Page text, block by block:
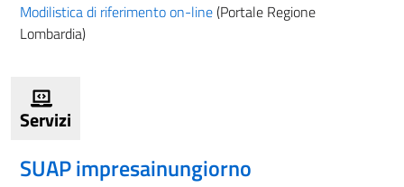
Modilistica di riferimento on-line(Portale Regione
Lombardia)
Servizi
SUAP impresainungiorno